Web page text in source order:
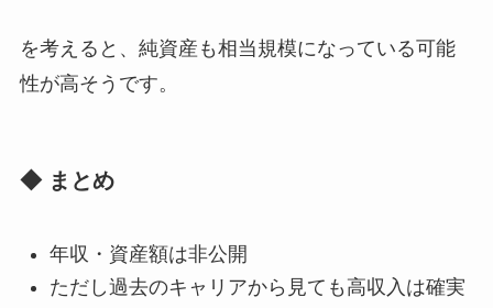
を考えると、純資産も相当規模になっている可能
性が高そうです。
◆ まとめ
年収・資産額は非公開
ただし過去のキャリアから見ても高収入は確実